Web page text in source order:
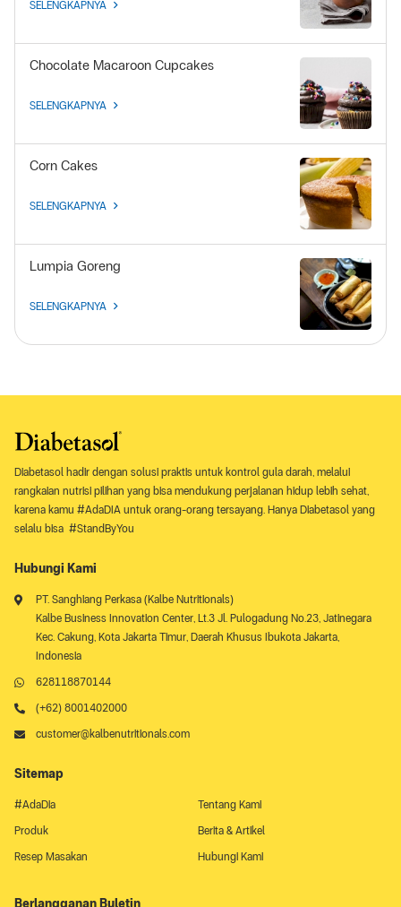
SELENGKAPNYA
Chocolate Macaroon Cupcakes
SELENGKAPNYA
Corn Cakes
SELENGKAPNYA
Lumpia Goreng
SELENGKAPNYA
Diabetasol hadir dengan solusi praktis untuk kontrol gula darah, melalui
rangkaian nutrisi pilihan yang bisa mendukung perjalanan hidup lebih sehat,
karena kamu #AdaDIA untuk orang-orang tersayang. Hanya Diabetasol yang
selalu bisa #StandByYou
Hubungi Kami
PT. Sanghiang Perkasa (Kalbe Nutritionals)
Kalbe Business Innovation Center, Lt.3 Jl. Pulogadung No.23, Jatinegara
Kec. Cakung, Kota Jakarta Timur, Daerah Khusus Ibukota Jakarta,
Indonesia
628118870144
(+62) 8001402000
customer@kalbenutritionals.com
Sitemap
#AdaDia Tentang Kami
Produk Berita & Artikel
Resep Masakan Hubungi Kami
Berlangganan Buletin